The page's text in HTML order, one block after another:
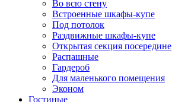
Во всю стену
Встроенные шкафы-купе
Под потолок
Раздвижные шкафы-купе
Открытая секция посередине
Распашные
Гардероб
Для маленького помещения
Эконом
Гостиные